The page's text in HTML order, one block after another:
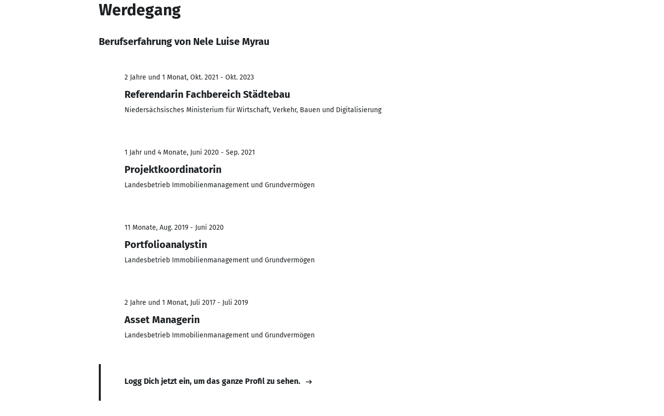
Werdegang
Berufserfahrung von Nele Luise Myrau
2 Jahre und 1 Monat, Okt. 2021 - Okt. 2023
Referendarin Fachbereich Städtebau
Niedersächsisches Ministerium für Wirtschaft, Verkehr, Bauen und Digitalisierung
1 Jahr und 4 Monate, Juni 2020 - Sep. 2021
Projektkoordinatorin
Landesbetrieb Immobilienmanagement und Grundvermögen
11 Monate, Aug. 2019 - Juni 2020
Portfolioanalystin
Landesbetrieb Immobilienmanagement und Grundvermögen
2 Jahre und 1 Monat, Juli 2017 - Juli 2019
Asset Managerin
Landesbetrieb Immobilienmanagement und Grundvermögen
Logg Dich jetzt ein, um das ganze Profil zu sehen.